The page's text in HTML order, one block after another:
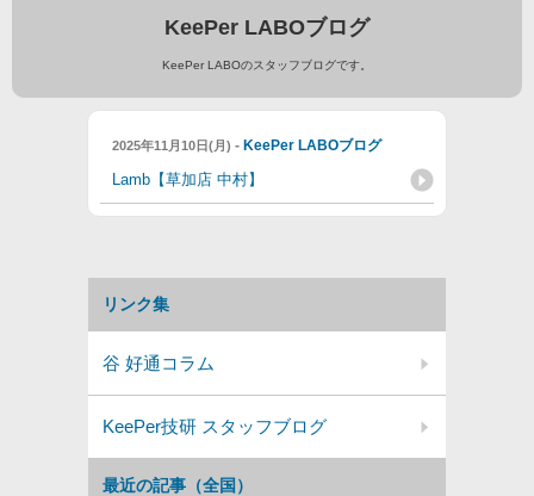
KeePer LABOブログ
KeePer LABOのスタッフブログです。
2025年11月10日(月) - KeePer LABOブログ
Lamb【草加店 中村】
最近の記事（全国）
リンク集
谷 好通コラム
KeePer技研 スタッフブログ